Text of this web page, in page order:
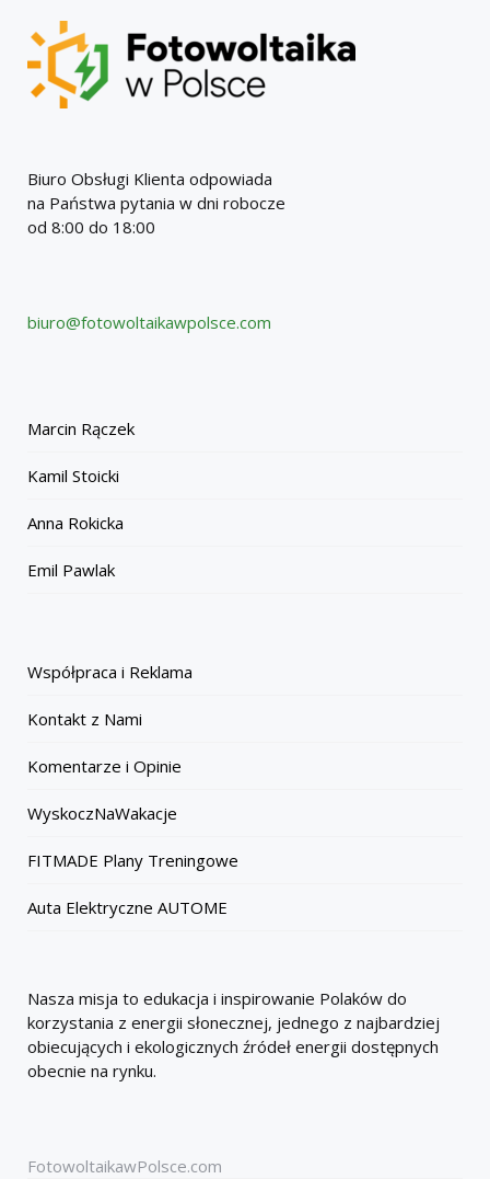
Biuro Obsługi Klienta odpowiada
na Państwa pytania w dni robocze
od 8:00 do 18:00
biuro@fotowoltaikawpolsce.com
Marcin Rączek
Kamil Stoicki
Anna Rokicka
Emil Pawlak
Współpraca i Reklama
Kontakt z Nami
Komentarze i Opinie
WyskoczNaWakacje
FITMADE Plany Treningowe
Auta Elektryczne AUTOME
Nasza misja to edukacja i inspirowanie Polaków do
korzystania z energii słonecznej, jednego z najbardziej
obiecujących i ekologicznych źródeł energii dostępnych
obecnie na rynku.
FotowoltaikawPolsce.com